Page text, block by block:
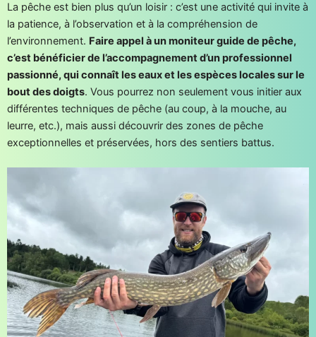
La pêche est bien plus qu’un loisir : c’est une activité qui invite à
la patience, à l’observation et à la compréhension de
l’environnement. Faire appel à un moniteur guide de pêche,
c’est bénéficier de l’accompagnement d’un professionnel
passionné, qui connaît les eaux et les espèces locales sur le
bout des doigts. Vous pourrez non seulement vous initier aux
différentes techniques de pêche (au coup, à la mouche, au
leurre, etc.), mais aussi découvrir des zones de pêche
exceptionnelles et préservées, hors des sentiers battus.